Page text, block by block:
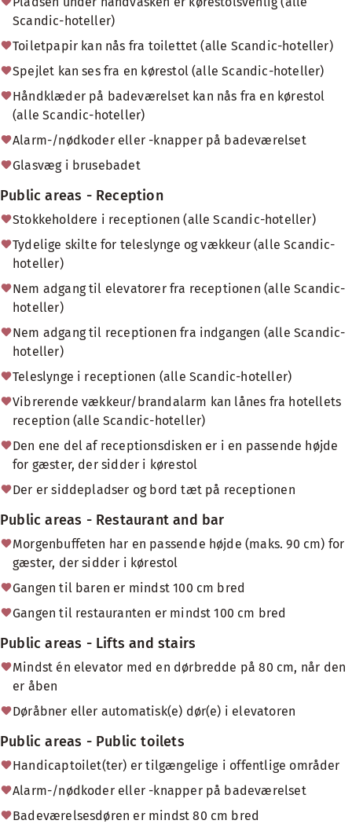
Scandic-hoteller)
Toiletpapir kan nås fra toilettet (alle Scandic-hoteller)
Spejlet kan ses fra en kørestol (alle Scandic-hoteller)
Håndklæder på badeværelset kan nås fra en kørestol
(alle Scandic-hoteller)
Alarm-/nødkoder eller -knapper på badeværelset
Glasvæg i brusebadet
Public areas - Reception
Stokkeholdere i receptionen (alle Scandic-hoteller)
Tydelige skilte for teleslynge og vækkeur (alle Scandic-
hoteller)
Nem adgang til elevatorer fra receptionen (alle Scandic-
hoteller)
Nem adgang til receptionen fra indgangen (alle Scandic-
hoteller)
Teleslynge i receptionen (alle Scandic-hoteller)
Vibrerende vækkeur/brandalarm kan lånes fra hotellets
reception (alle Scandic-hoteller)
Den ene del af receptionsdisken er i en passende højde
for gæster, der sidder i kørestol
Der er siddepladser og bord tæt på receptionen
Public areas - Restaurant and bar
Morgenbuffeten har en passende højde (maks. 90 cm) for
gæster, der sidder i kørestol
Gangen til baren er mindst 100 cm bred
Gangen til restauranten er mindst 100 cm bred
Public areas - Lifts and stairs
Mindst én elevator med en dørbredde på 80 cm, når den
er åben
Døråbner eller automatisk(e) dør(e) i elevatoren
Public areas - Public toilets
Handicaptoilet(ter) er tilgængelige i offentlige områder
Alarm-/nødkoder eller -knapper på badeværelset
Badeværelsesdøren er mindst 80 cm bred